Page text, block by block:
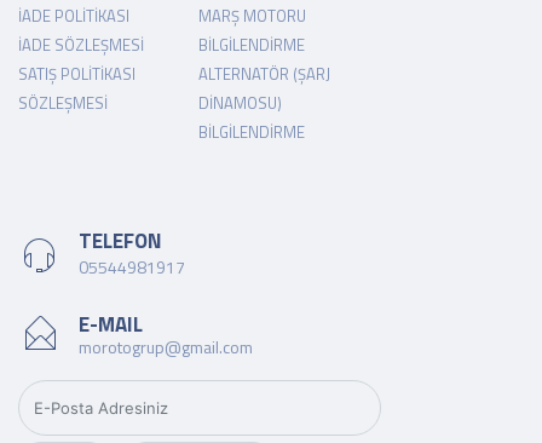
İADE POLITIKASI
İADE SÖZLEŞMESI
SATIŞ POLITIKASI
SÖZLEŞMESI
MARŞ MOTORU
BILGILENDIRME
ALTERNATÖR (ŞARJ
DINAMOSU)
BILGILENDIRME
TELEFON
05544981917
E-MAIL
morotogrup@gmail.com